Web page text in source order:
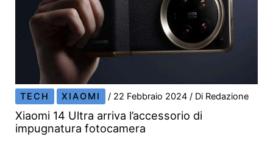
TECH XIAOMI / 22 Febbraio 2024/ Di Redazione
Xiaomi 14 Ultra arriva l’accessorio di
impugnatura fotocamera